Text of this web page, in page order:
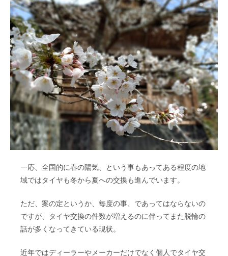
一応、全国的に春の陽気、という事もあってある程度の地
域ではタイヤも冬から夏への交換も進んでいます。
ただ、案の定というか、毎度の事、であってはならないの
ですが、タイヤ交換の件数が増えるのに伴ってまた脱輪の
話が多くなってきている現状。
近年ではディーラーやメーカーだけでなく個人でタイヤ交